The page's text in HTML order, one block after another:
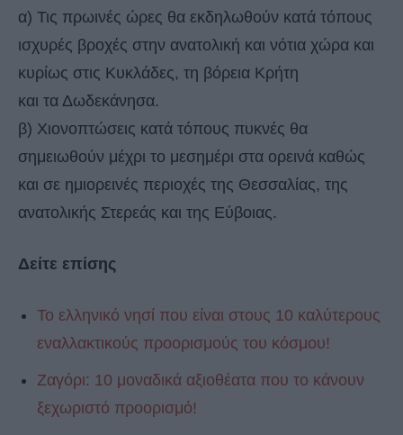
α) Τις πρωινές ώρες θα εκδηλωθούν κατά τόπους
ισχυρές βροχές στην ανατολική και νότια χώρα και
κυρίως στις Κυκλάδες, τη βόρεια Κρήτη
και τα Δωδεκάνησα.
β) Χιονοπτώσεις κατά τόπους πυκνές θα
σημειωθούν μέχρι το μεσημέρι στα ορεινά καθώς
και σε ημιορεινές περιοχές της Θεσσαλίας, της
ανατολικής Στερεάς και της Εύβοιας.
Δείτε επίσης
Το ελληνικό νησί που είναι στους 10 καλύτερους
εναλλακτικούς προορισμούς του κόσμου!
Ζαγόρι: 10 μοναδικά αξιοθέατα που το κάνουν
ξεχωριστό προορισμό!